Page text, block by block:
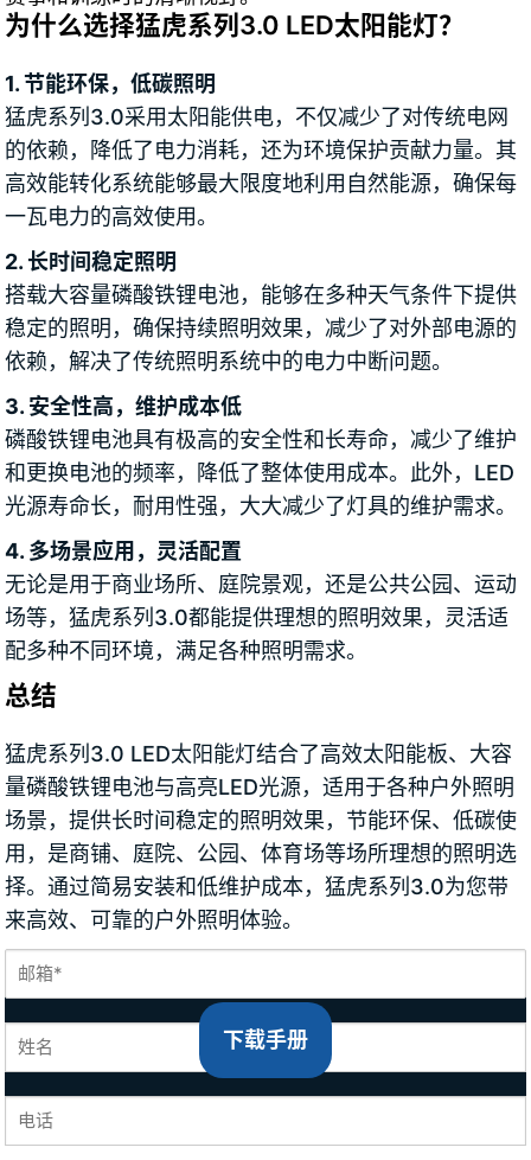
为什么选择猛虎系列3.0 LED太阳能灯？
1. 节能环保，低碳照明
猛虎系列3.0采用太阳能供电，不仅减少了对传统电网
的依赖，降低了电力消耗，还为环境保护贡献力量。其
高效能转化系统能够最大限度地利用自然能源，确保每
一瓦电力的高效使用。
2. 长时间稳定照明
搭载大容量磷酸铁锂电池，能够在多种天气条件下提供
稳定的照明，确保持续照明效果，减少了对外部电源的
依赖，解决了传统照明系统中的电力中断问题。
3. 安全性高，维护成本低
磷酸铁锂电池具有极高的安全性和长寿命，减少了维护
和更换电池的频率，降低了整体使用成本。此外，LED
光源寿命长，耐用性强，大大减少了灯具的维护需求。
4. 多场景应用，灵活配置
无论是用于商业场所、庭院景观，还是公共公园、运动
场等，猛虎系列3.0都能提供理想的照明效果，灵活适
配多种不同环境，满足各种照明需求。
总结
猛虎系列3.0 LED太阳能灯结合了高效太阳能板、大容
量磷酸铁锂电池与高亮LED光源，适用于各种户外照明
场景，提供长时间稳定的照明效果，节能环保、低碳使
用，是商铺、庭院、公园、体育场等场所理想的照明选
择。通过简易安装和低维护成本，猛虎系列3.0为您带
来高效、可靠的户外照明体验。
下载手册